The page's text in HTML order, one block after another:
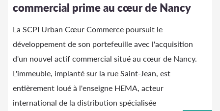
commercial prime au cœur de Nancy
La SCPI Urban Cœur Commerce poursuit le
développement de son portefeuille avec l'acquisition
d'un nouvel actif commercial situé au cœur de Nancy.
L'immeuble, implanté sur la rue Saint-Jean, est
entièrement loué à l'enseigne HEMA, acteur
international de la distribution spécialisée